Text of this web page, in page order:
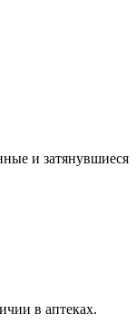
и затянувшиеся
в аптеках.